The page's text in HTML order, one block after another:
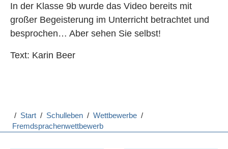
In der Klasse 9b wurde das Video bereits mit
großer Begeisterung im Unterricht betrachtet und
besprochen… Aber sehen Sie selbst!
Text: Karin Beer
/ Start / Schulleben / Wettbewerbe /
Fremdsprachenwettbewerb